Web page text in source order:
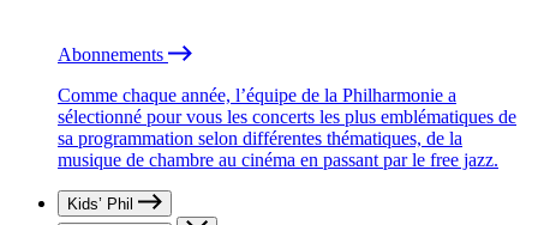
Abonnements
Comme chaque année, l’équipe de la Philharmonie a
sélectionné pour vous les concerts les plus emblématiques de
sa programmation selon différentes thématiques, de la
musique de chambre au cinéma en passant par le free jazz.
Kids’ Phil